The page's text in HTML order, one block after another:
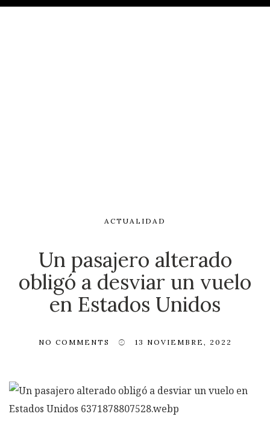
ACTUALIDAD
Un pasajero alterado
obligó a desviar un vuelo
en Estados Unidos
NO COMMENTS 13 NOVIEMBRE, 2022